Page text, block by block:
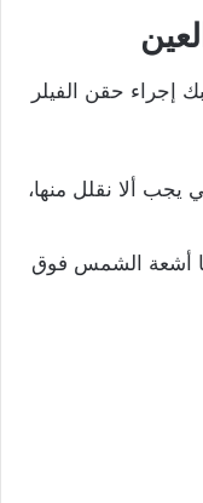
إجراء حقن الفيلر
يجب ألا نقلل منها،
أشعة الشمس فوق